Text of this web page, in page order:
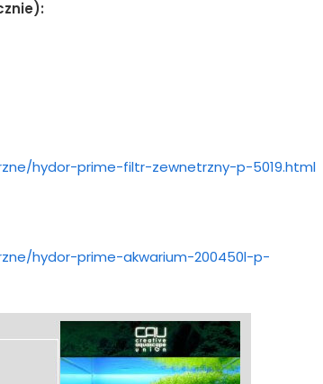
hydor-prime-filtr-zewnetrzny-p-5019.html
hydor-prime-akwarium-200450l-p-